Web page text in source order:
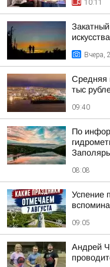
10:11
искусства
Вчера,
Средняя
тыс
09:40
По
08:08
Успение
09:05
Андрей